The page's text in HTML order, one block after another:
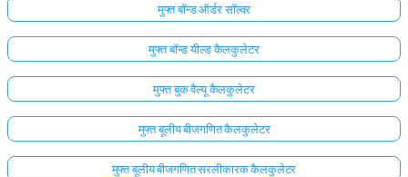
मुफ्त बॉन्ड ऑर्डर सॉल्वर
मुफ्त बॉन्ड यील्ड कैलकुलेटर
मुफ्त बुक वैल्यू कैलकुलेटर
मुफ्त बूलीय बीजगणित कैलकुलेटर
मुफ्त बूलीय बीजगणित सरलीकारक कैलकुलेटर